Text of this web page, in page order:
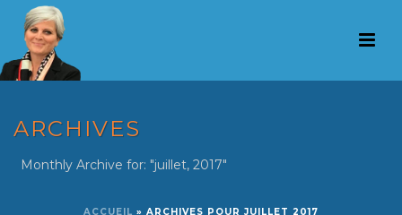
ARCHIVES
Monthly Archive for: "juillet, 2017"
ACCUEIL » ARCHIVES POUR JUILLET 2017